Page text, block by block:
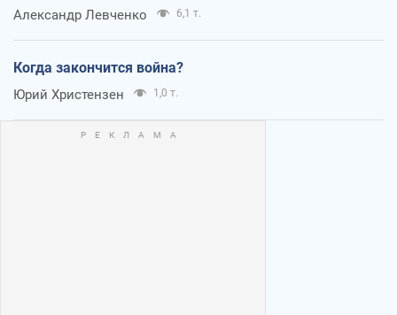
Александр Левченко 6,1 т.
Когда закончится война?
Юрий Христензен 1,0 т.